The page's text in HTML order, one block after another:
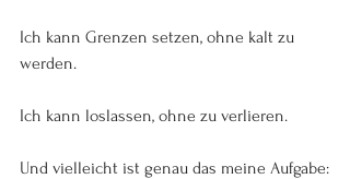
Ich kann Grenzen setzen, ohne kalt zu
werden.
Ich kann loslassen, ohne zu verlieren.
Und vielleicht ist genau das meine Aufgabe: